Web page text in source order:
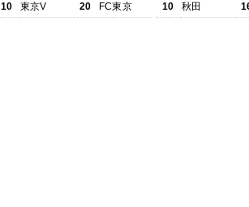
10
東京V 20 FC東京
10
秋田